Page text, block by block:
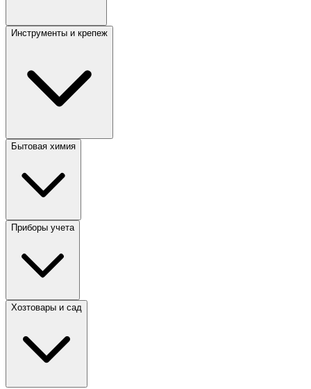
Инструменты и крепеж
Бытовая химия
Приборы учета
Хозтовары и сад